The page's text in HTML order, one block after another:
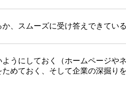
、スムーズに受け答えできている
ようにしておく（ホームページや
めておく、そして企業の深掘り